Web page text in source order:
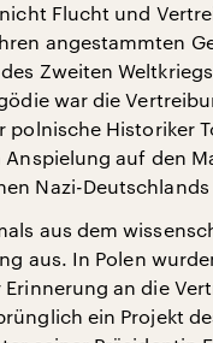
Flucht und
angestammten
Zweiten
war die
polnische Historiker
Anspielung auf den
Nazi-Deutschlands
aus dem
aus. In Polen
an die
ein Projekt